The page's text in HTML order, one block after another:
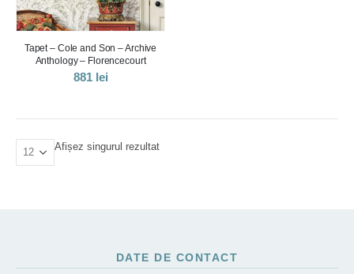
Tapet – Cole and Son – Archive
Anthology – Florencecourt
881 lei
Afișez singurul rezultat
DATE DE CONTACT